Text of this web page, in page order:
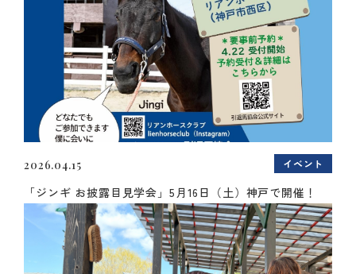
2026.04.15 イベント
「ジンギ お披露目見学会」5月16日（土）神戸で開催！